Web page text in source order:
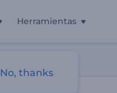
Herramientas
No, thanks